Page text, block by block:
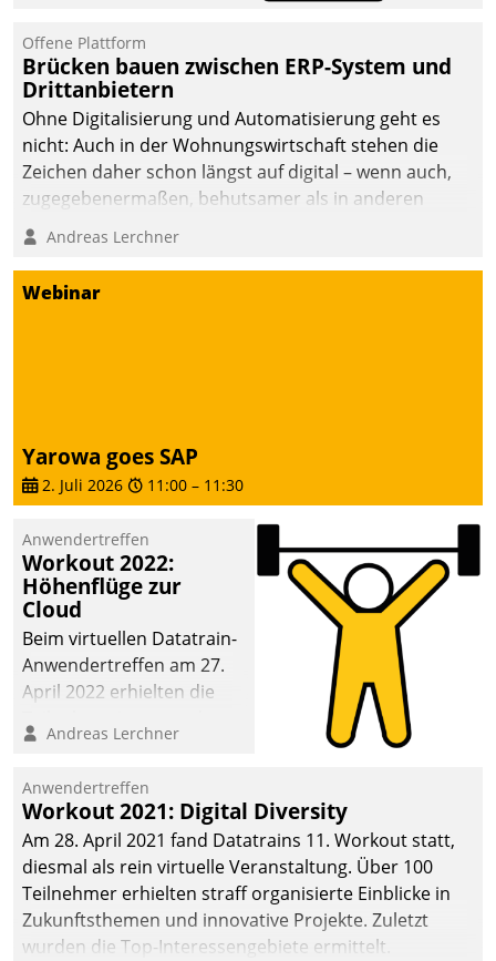
Die monatlichen
Mitteilungen zum
Heizungs- und
Wasserverbrauch gehen
automatisiert, vollständig
und auf Wunsch über
mehrere zuvor
Kommunikationswege bei
den Empfängern ein.
Offene Plattform
Brücken bauen zwischen ERP-System und
Drittanbietern
Ohne Digitalisierung und Automatisierung geht es
nicht: Auch in der Wohnungswirtschaft stehen die
Zeichen daher schon längst auf digital – wenn auch,
zugegebenermaßen, behutsamer als in anderen
Branchen.
Andreas Lerchner
Webinar
Yarowa goes SAP
2. Juli 2026 11:00 – 11:30
Anwendertreffen
Workout 2022:
Höhenflüge zur
Cloud
Beim virtuellen Datatrain-
Anwendertreffen am 27.
April 2022 erhielten die
Teilnehmer kurzweilige
Cloud-Strategien und -
Lösungen mit hohem
Zukunftspotenzial.
Andreas Lerchner
Anwendertreffen
Workout 2021: Digital Diversity
Am 28. April 2021 fand Datatrains 11. Workout statt,
diesmal als rein virtuelle Veranstaltung. Über 100
Teilnehmer erhielten straff organisierte Einblicke in
Zukunftsthemen und innovative Projekte. Zuletzt
wurden die Top-Interessengebiete ermittelt.